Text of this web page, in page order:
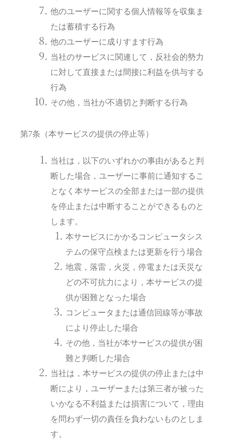
他のユーザーに関する個人情報等を収集ま
たは蓄積する行為
他のユーザーに成りすます行為
当社のサービスに関連して，反社会的勢力
に対して直接または間接に利益を供与する
行為
その他，当社が不適切と判断する行為
第7条（本サービスの提供の停止等）
当社は，以下のいずれかの事由があると判
断した場合，ユーザーに事前に通知するこ
となく本サービスの全部または一部の提供
を停止または中断することができるものと
します。
本サービスにかかるコンピュータシス
テムの保守点検または更新を行う場合
地震，落雷，火災，停電または天災な
どの不可抗力により，本サービスの提
供が困難となった場合
コンピュータまたは通信回線等が事故
により停止した場合
その他，当社が本サービスの提供が困
難と判断した場合
当社は，本サービスの提供の停止または中
断により，ユーザーまたは第三者が被った
いかなる不利益または損害について，理由
を問わず一切の責任を負わないものとしま
す。